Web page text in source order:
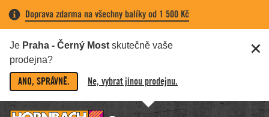
Doprava zdarma na všechny balíky od 1 500 Kč
Je Praha - Černý Most skutečně vaše
prodejna?
ANO, SPRÁVNĚ. Ne, vybrat jinou prodejnu.